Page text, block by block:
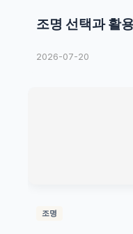
조명 선택과 활
2026-07-20
조명